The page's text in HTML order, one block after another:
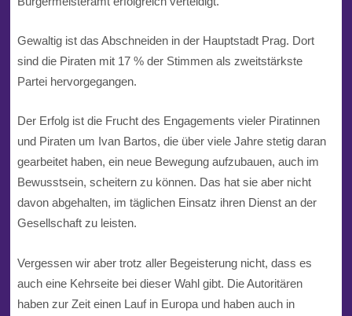
Gewaltig ist das Abschneiden in der Hauptstadt Prag. Dort
sind die Piraten mit 17 % der Stimmen als zweitstärkste
Partei hervorgegangen.
Der Erfolg ist die Frucht des Engagements vieler Piratinnen
und Piraten um Ivan Bartos, die über viele Jahre stetig daran
gearbeitet haben, ein neue Bewegung aufzubauen, auch im
Bewusstsein, scheitern zu können. Das hat sie aber nicht
davon abgehalten, im täglichen Einsatz ihren Dienst an der
Gesellschaft zu leisten.
Vergessen wir aber trotz aller Begeisterung nicht, dass es
auch eine Kehrseite bei dieser Wahl gibt. Die Autoritären
haben zur Zeit einen Lauf in Europaund haben auch in